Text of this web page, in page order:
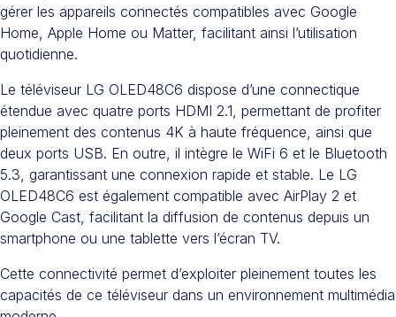
gérer les appareils connectés compatibles avec Google
Home, Apple Home ou Matter, facilitant ainsi l’utilisation
quotidienne.
Le téléviseur LG OLED48C6 dispose d’une connectique
étendue avec quatre ports HDMI 2.1, permettant de profiter
pleinement des contenus 4K à haute fréquence, ainsi que
deux ports USB. En outre, il intègre le WiFi 6 et le Bluetooth
5.3, garantissant une connexion rapide et stable. Le LG
OLED48C6 est également compatible avec AirPlay 2 et
Google Cast, facilitant la diffusion de contenus depuis un
smartphone ou une tablette vers l’écran TV.
Cette connectivité permet d’exploiter pleinement toutes les
capacités de ce téléviseur dans un environnement multimédia